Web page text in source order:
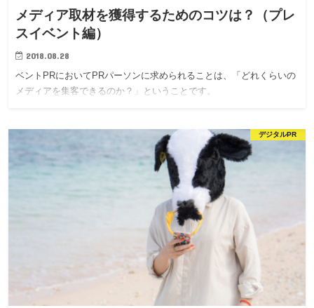
メディア取材を獲得するためのコツは？（プレ
スイベント編）
2018.08.28
ベントPRにおいてPRパーソンに求められることは、「どれくらいの
メディアを集客できるのか？」ということです。
デジタルPR